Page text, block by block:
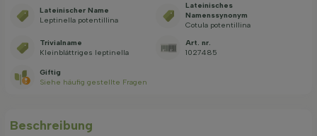
Lateinischer Name
Leptinella potentillina
Lateinisches
Namenssynonym
Cotula potentillina
Trivialname
Kleinblättriges leptinella
Art. nr.
1027485
Giftig
Siehe häufig gestellte Fragen
Beschreibung